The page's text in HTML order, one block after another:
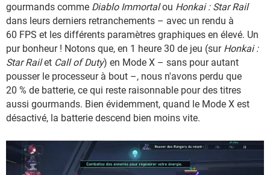
gourmands comme Diablo Immortalou Honkai : Star Rail
dans leurs derniers retranchements – avec un rendu à
60 FPS et les différents paramètres graphiques en élevé. Un
pur bonheur ! Notons que, en 1 heure 30 de jeu (sur Honkai :
Star Railet Call of Duty) en Mode X – sans pour autant
pousser le processeur à bout –, nous n'avons perdu que
20 % de batterie, ce qui reste raisonnable pour des titres
aussi gourmands. Bien évidemment, quand le Mode X est
désactivé, la batterie descend bien moins vite.